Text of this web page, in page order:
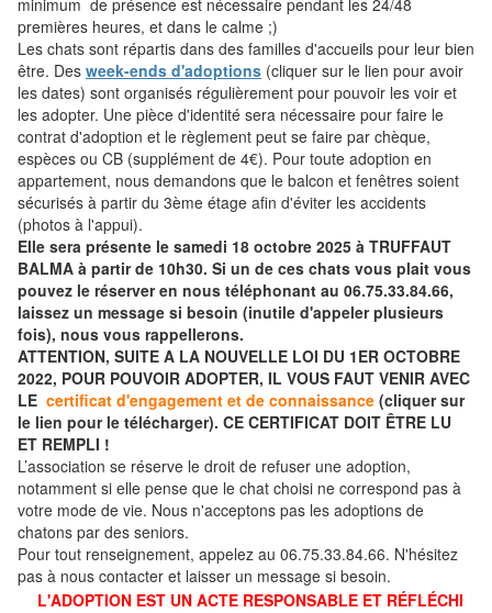
minimum de présence est nécessaire pendant les 24/48
premières heures, et dans le calme ;)
Les chats sont répartis dans des familles d'accueils pour leur bien
être. Des week-ends d'adoptions (cliquer sur le lien pour avoir
les dates) sont organisés régulièrement pour pouvoir les voir et
les adopter. Une pièce d'identité sera nécessaire pour faire le
contrat d'adoption et le règlement peut se faire par chèque,
espèces ou CB (supplément de 4€). Pour toute adoption en
appartement, nous demandons que le balcon et fenêtres soient
sécurisés à partir du 3ème étage afin d'éviter les accidents
(photos à l'appui).
Elle sera présente le samedi 18 octobre 2025 à TRUFFAUT
BALMA à partir de 10h30. Si un de ces chats vous plait vous
pouvez le réserver en nous téléphonant au 06.75.33.84.66,
laissez un message si besoin (inutile d'appeler plusieurs
fois), nous vous rappellerons.
ATTENTION, SUITE A LA NOUVELLE LOI DU 1ER OCTOBRE
2022, POUR POUVOIR ADOPTER, IL VOUS FAUT VENIR AVEC
LE certificat d'engagement et de connaissance (cliquer sur
le lien pour le télécharger). CE CERTIFICAT DOIT ÊTRE LU
ET REMPLI !
L’association se réserve le droit de refuser une adoption,
notamment si elle pense que le chat choisi ne correspond pas à
votre mode de vie. Nous n'acceptons pas les adoptions de
chatons par des seniors.
Pour tout renseignement, appelez au 06.75.33.84.66. N'hésitez
pas à nous contacter et laisser un message si besoin.
L'ADOPTION EST UN ACTE RESPONSABLE ET RÉFLÉCHI